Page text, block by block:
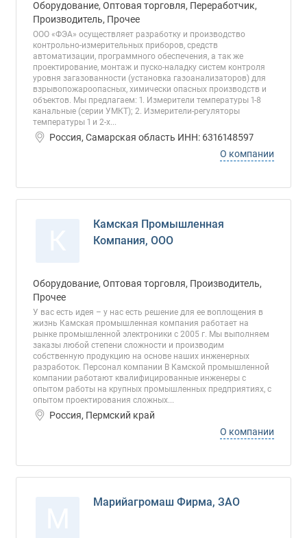
Оборудование, Оптовая торговля, Переработчик,
Производитель, Прочее
ООО «ФЭА» осуществляет разработку и производство
контрольно-измерительных приборов, средств
автоматизации, программного обеспечения, а так же
проектирование, монтаж и пуско-наладку систем контроля
уровня загазованности (установка газоанализаторов) для
взрывопожароопасных, химически опасных производств и
объектов. Мы предлагаем: 1. Измерители температуры 1-8
канальные (серии УМКТ); 2. Измерители-регуляторы
температуры 1 и 2-х...
Россия, Самарская область ИНН: 6316148597
О компании
Камская Промышленная
Компания, ООО
Оборудование, Оптовая торговля, Производитель,
Прочее
У вас есть идея – у нас есть решение для ее воплощения в
жизнь Камская промышленная компания работает на
рынке промышленной электроники с 2005 г. Мы выполняем
заказы любой степени сложности и производим
собственную продукцию на основе наших инженерных
разработок. Персонал компании В Камской промышленной
компании работают квалифицированные инженеры с
опытом работы на крупных промышленных предприятиях, с
опытом проектирования сложных...
Россия, Пермский край
О компании
Марийагромаш Фирма, ЗАО